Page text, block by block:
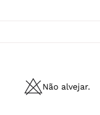
Não alvejar.